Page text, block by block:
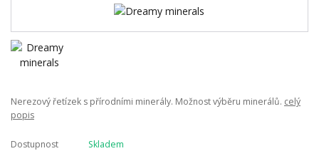
Nerezový řetízek s přírodními minerály. Možnost výběru minerálů. celý
popis
Dostupnost
Skladem